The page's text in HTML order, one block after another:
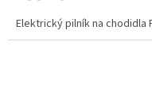
Elektrický pilník na chodidla